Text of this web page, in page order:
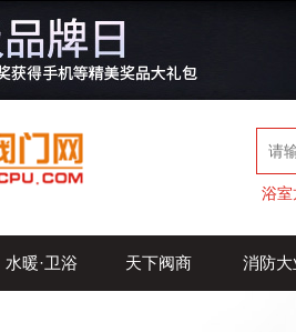
浴室
水暖·卫浴 天下阀商 消防大